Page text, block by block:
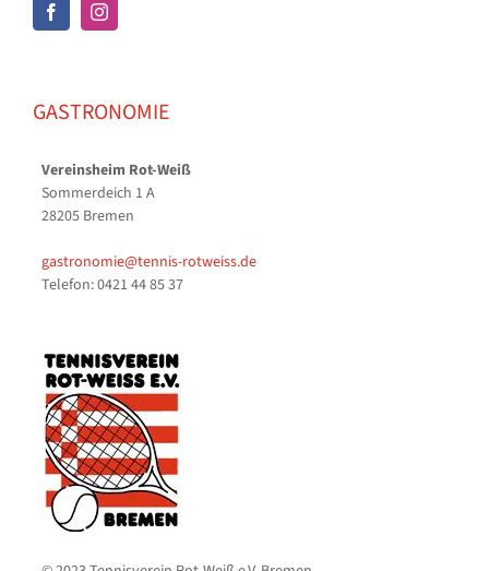
GASTRONOMIE
Vereinsheim Rot-Weiß
Sommerdeich 1 A
28205 Bremen
gastronomie@tennis-rotweiss.de
Telefon: 0421 44 85 37